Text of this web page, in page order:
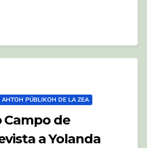
PÚBLIKOH DE LA ZEA
Campo de
a Yolanda